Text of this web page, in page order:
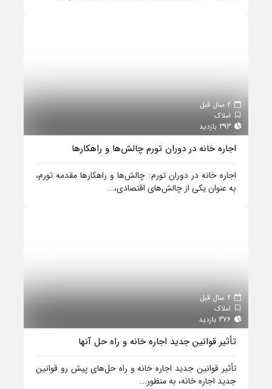
املاک
اجاره خانه در دوران تورم چالش‌ها و راهکارها
اجاره خانه در دوران تورم: چالش‌ها و راهکارها مقدمه تورم،
به عنوان یکی از چالش‌های اقتصادی،...
املاک
تأثیر قوانین جدید اجاره خانه و راه حل‌ آنها
تأثیر قوانین جدید اجاره خانه و راه حل‌های پیش رو قوانین
جدید اجاره خانه، به منظور...